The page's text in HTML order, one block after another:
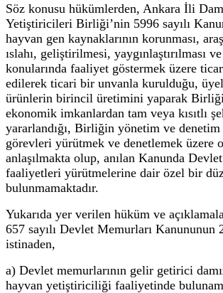
Söz konusu hükümlerden, Ankara İli
Yetiştiricileri Birliği’nin 5996 sayılı
hayvan gen kaynaklarının korunması,
ıslahı, geliştirilmesi, yaygınlaştırılması
konularında faaliyet göstermek üzere
edilerek ticari bir unvanla kurulduğu,
ürünlerin birincil üretimini yaparak
ekonomik imkanlardan tam veya kısıtlı
yararlandığı, Birliğin yönetim ve
görevleri yürütmek ve denetlemek üzere
anlaşılmakta olup, anılan Kanunda
faaliyetleri yürütmelerine dair özel bir
bulunmamaktadır.
Yukarıda yer verilen hüküm ve
657 sayılı Devlet Memurları Kanununun
istinaden,
a) Devlet memurlarının gelir getirici
hayvan yetiştiriciliği faaliyetinde